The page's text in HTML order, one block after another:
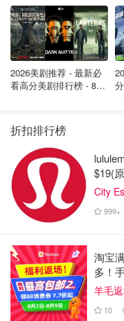
2026美剧推荐 - 最新必
看高分美剧排行榜 - 8月
折扣排行榜
$19(
City
999+
淘宝
多！
羊毛
10